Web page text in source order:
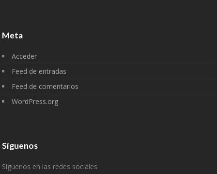
Meta
Acceder
Feed de entradas
Feed de comentarios
WordPress.org
Síguenos
Síguenos en las redes sociales